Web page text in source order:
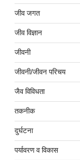
जीव जगत
जीव विज्ञान
जीवनी
जीवनी/जीवन परिचय
जैव विविधता
तकनीक
दुर्घटना
पर्यावरण व विकास